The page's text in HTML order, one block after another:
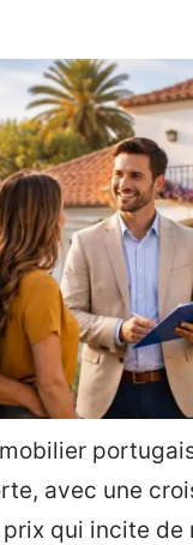
avec une
qui incite de